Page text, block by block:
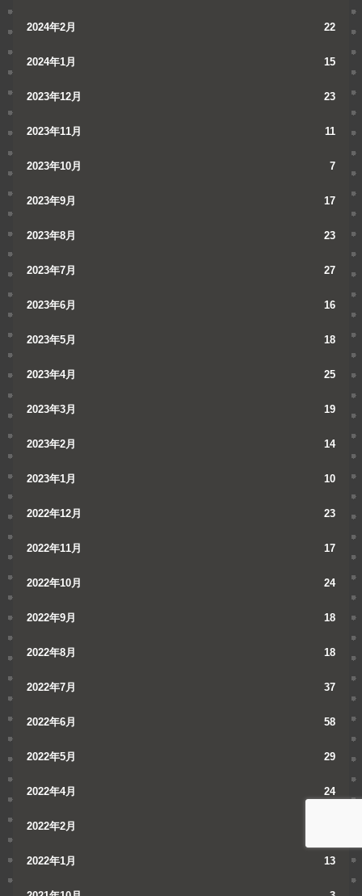
2024年2月 22
2024年1月 15
2023年12月 23
2023年11月 11
2023年10月 7
2023年9月 17
2023年8月 23
2023年7月 27
2023年6月 16
2023年5月 18
2023年4月 25
2023年3月 19
2023年2月 14
2023年1月 10
2022年12月 23
2022年11月 17
2022年10月 24
2022年9月 18
2022年8月 18
2022年7月 37
2022年6月 58
2022年5月 29
2022年4月 24
2022年2月
2022年1月 13